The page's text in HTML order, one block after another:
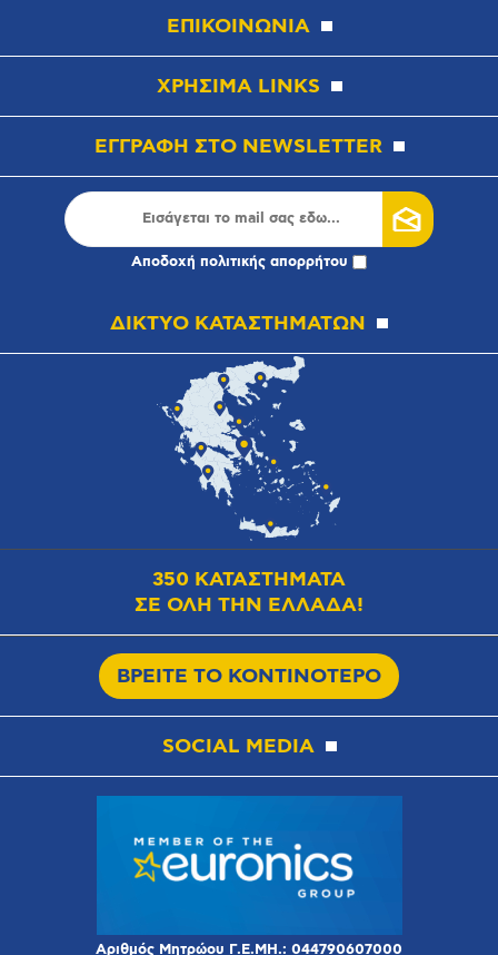
ΕΠΙΚΟΙΝΩΝΙΑ
ΧΡΗΣΙΜΑ LINKS
ΕΓΓΡΑΦΗ ΣΤΟ NEWSLETTER
Αποδοχή πολιτικής απορρήτου
ΔΙΚΤΥΟ ΚΑΤΑΣΤΗΜΑΤΩΝ
350 ΚΑΤΑΣΤΗΜΑΤΑ
ΣΕ ΟΛΗ ΤΗΝ ΕΛΛΑΔΑ!
ΒΡΕΙΤΕ ΤΟ ΚΟΝΤΙΝΟΤΕΡΟ
SOCIAL MEDIA